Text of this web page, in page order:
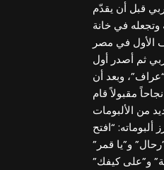
قبل أن يقدّم
في خانة
الأول في مصر
ثم أصدر أول
وبعد أن
مقبولاً قام
من الألبومات
ألبوماته: “افتح
و”يا قمر”
و”على كيفك”